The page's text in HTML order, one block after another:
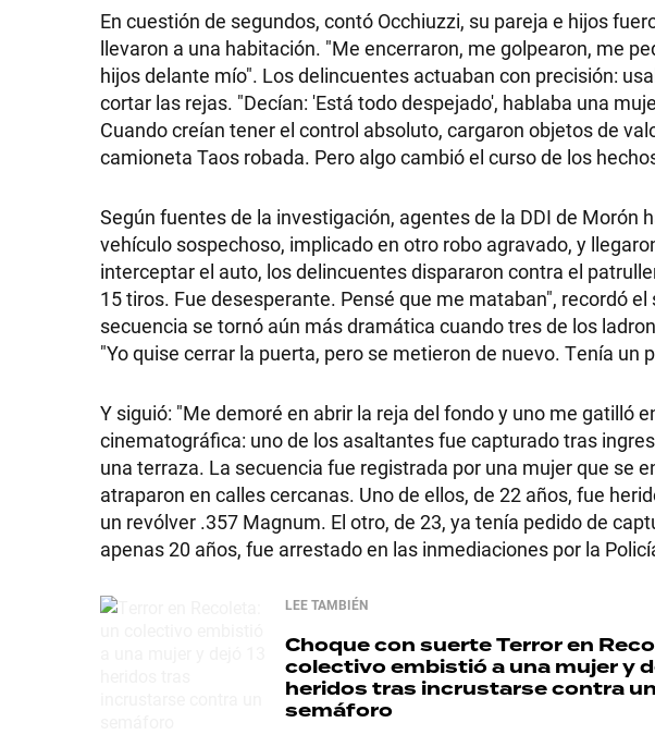
En cuestión de segundos, contó Occhiuzzi, su pareja e hijos
llevaron a una habitación. "Me encerraron, me golpearon, me
hijos delante mío". Los delincuentes actuaban con precisión:
cortar las rejas. "Decían: 'Está todo despejado', hablaba una
Cuando creían tener el control absoluto, cargaron objetos de
camioneta Taos robada. Pero algo cambió el curso de los
Según fuentes de la investigación, agentes de la DDI de Morón
vehículo sospechoso, implicado en otro robo agravado, y
interceptar el auto, los delincuentes dispararon contra el
15 tiros. Fue desesperante. Pensé que me mataban", recordó
secuencia se tornó aún más dramática cuando tres de los
"Yo quise cerrar la puerta, pero se metieron de nuevo. Tenía un
Y siguió: "Me demoré en abrir la reja del fondo y uno me gatilló
cinematográfica: uno de los asaltantes fue capturado tras
una terraza. La secuencia fue registrada por una mujer que se
atraparon en calles cercanas. Uno de ellos, de 22 años, fue
un revólver .357 Magnum. El otro, de 23, ya tenía pedido de
apenas 20 años, fue arrestado en las inmediaciones por la
LEE TAMBIÉN
Choque con suerteTerror en
colectivo embistió a una mujer y
heridos tras incrustarse contra un
semáforo
SHOW
POLÍTICA
ACTUALIDAD